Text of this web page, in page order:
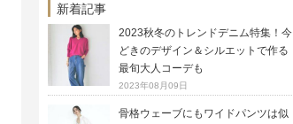
新着記事
2023秋冬のトレンドデニム特集！今
どきのデザイン＆シルエットで作る
最旬大人コーデも
2023年08月09日
骨格ウェーブにもワイドパンツは似